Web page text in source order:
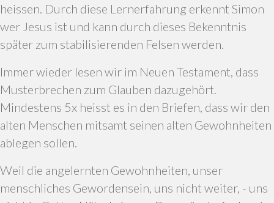
heissen. Durch diese Lernerfahrung erkennt Simon
wer Jesus ist und kann durch dieses Bekenntnis
später zum stabilisierenden Felsen werden.
Immer wieder lesen wir im Neuen Testament, dass
Musterbrechen zum Glauben dazugehört.
Mindestens 5x heisst es in den Briefen, dass wir den
alten Menschen mitsamt seinen alten Gewohnheiten
ablegen sollen.
Weil die angelernten Gewohnheiten, unser
menschliches Gewordensein, uns nicht weiter, - uns